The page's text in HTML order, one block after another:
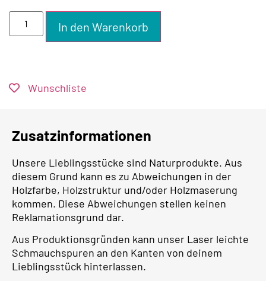
In den Warenkorb
Wunschliste
Zusatzinformationen
Unsere Lieblingsstücke sind Naturprodukte. Aus
diesem Grund kann es zu Abweichungen in der
Holzfarbe, Holzstruktur und/oder Holzmaserung
kommen. Diese Abweichungen stellen keinen
Reklamationsgrund dar.
Aus Produktionsgründen kann unser Laser leichte
Schmauchspuren an den Kanten von deinem
Lieblingsstück hinterlassen.